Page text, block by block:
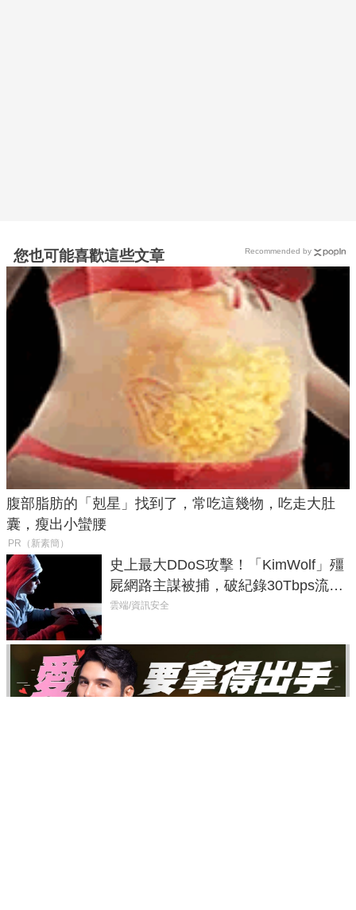
您也可能喜歡這些文章
腹部脂肪的「剋星」找到了，常吃這幾物，吃走大肚
囊，瘦出小蠻腰
PR（新素簡）
史上最大DDoS攻擊！「KimWolf」殭
屍網路主謀被捕，破紀錄30Tbps流量
癱瘓全球！
雲端/資訊安全
Recommended by